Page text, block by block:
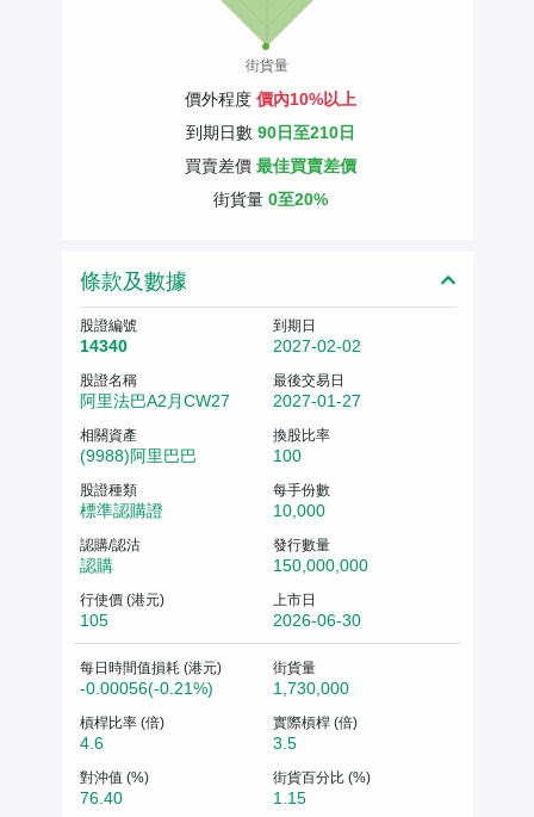
街貨量
價外程度 價內10%以上
到期日數 90日至210日
買賣差價 最佳買賣差價
街貨量 0至20%
條款及數據
股證編號
14340
到期日
2027-02-02
股證名稱
阿里法巴A2月CW27
最後交易日
2027-01-27
相關資產
(9988)阿里巴巴
換股比率
100
股證種類
標準認購證
每手份數
10,000
認購/認沽
認購
發行數量
150,000,000
行使價 (港元)
105
上市日
2026-06-30
每日時間值損耗 (港元)
-0.00056(-0.21%)
街貨量
1,730,000
槓桿比率 (倍)
4.6
實際槓桿 (倍)
3.5
對沖值 (%)
76.40
街貨百分比 (%)
1.15